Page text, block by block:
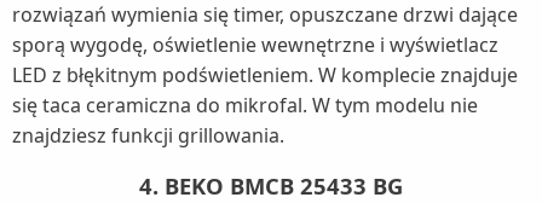
rozwiązań wymienia się timer, opuszczane drzwi dające
sporą wygodę, oświetlenie wewnętrzne i wyświetlacz
LED z błękitnym podświetleniem. W komplecie znajduje
się taca ceramiczna do mikrofal. W tym modelu nie
znajdziesz funkcji grillowania.
4. BEKO BMCB 25433 BG